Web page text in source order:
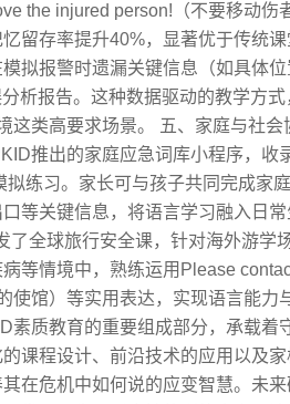
the injured person!（不要移动伤
留存率提升40%，显著优于传统课
拟报警时遗漏关键信息（如具体位
析报告。这种数据驱动的教学方式
这类高要求场景。 五、家庭与社会
推出的家庭应急词库小程序，收
练习。家长可与孩子共同完成家
等关键信息，将语言学习融入日常
全球旅行安全课，针对海外游学
等情境中，熟练运用Please
使馆）等实用表达，实现语言能力
素质教育的重要组成部分，承载着
课程设计、前沿技术的应用以及家
在危机中如何说的应变智慧。未